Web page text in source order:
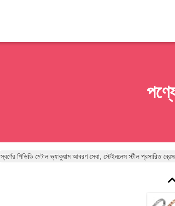
স্বর্ণের পিভিডি মেটাল ভ্যাকুয়াম আবরণ সেবা, স্টেইনলেস স্টীল প্রসারিত